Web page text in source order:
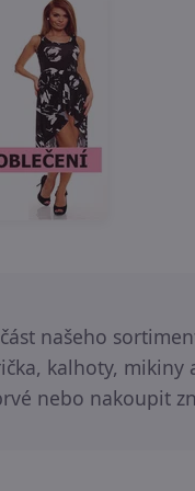
našeho
kalhoty, mikiny
nebo nakoupit